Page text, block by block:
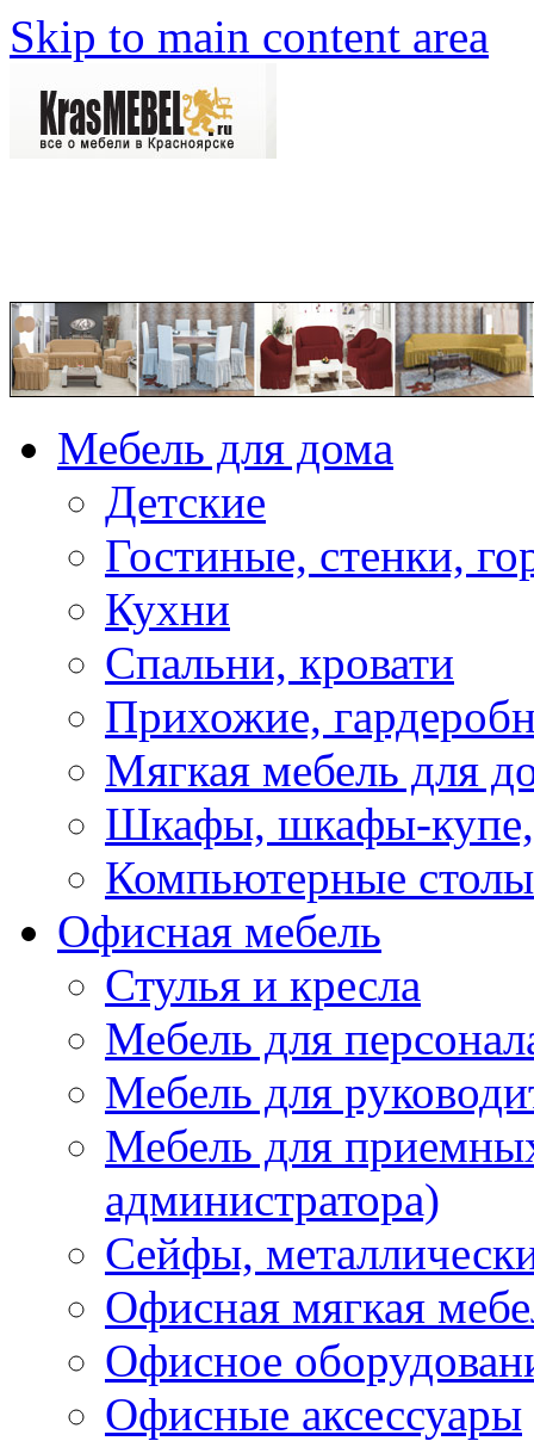
Skip to main content area
Мебель для дома
Детские
Гостиные, стенки,
Кухни
Спальни, кровати
Прихожие,
Мягкая мебель для
Шкафы, шкафы-купе,
Компьютерные столы
Офисная мебель
Стулья и кресла
Мебель для
Мебель для
Мебель для
администратора)
Сейфы,
Офисная мягкая
Офисное
Офисные аксессуары